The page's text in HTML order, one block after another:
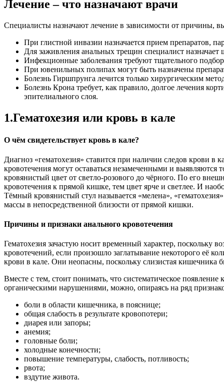
Лечение – что назначают врачи
Специалисты назначают лечение в зависимости от причины,
При глистной инвазии назначается прием препаратов,
Для заживления анальных трещин специалист
Инфекционные заболевания требуют тщательного
При ювенильных полипах могут быть назначены
Болезнь Гиршпрунга лечится только хирургическим
Болезнь Крона требует, как правило, долгое лечения
эпителиального слоя.
1.Гематохезия или кровь в кале
О чём свидетельствует кровь в кале?
Диагноз «гематохезия» ставится при наличии следов крови
кровотечения могут оставаться незамеченными и выявляются
кровянистый цвет от светло-розового до чёрного. По его
кровотечения к прямой кишке, тем цвет ярче и светлее. И
Тёмный кровянистый стул называется «мелена»,
массы в непосредственной близости от прямой кишки.
Причины и признаки анального кровотечения
Гематохезия зачастую носит временный характер, поскольку
кровотечений, если произошло заглатывание некоторого её
крови в кале. Они неопасны, поскольку слизистая кишечника
Вместе с тем, стоит понимать, что систематическое появление
органическими нарушениями, можно, опираясь на ряд
боли в области кишечника, в пояснице;
общая слабость в результате кровопотери;
диарея или запоры;
анемия;
головные боли;
холодные конечности;
повышение температуры, слабость, потливость;
рвота;
вздутие живота.